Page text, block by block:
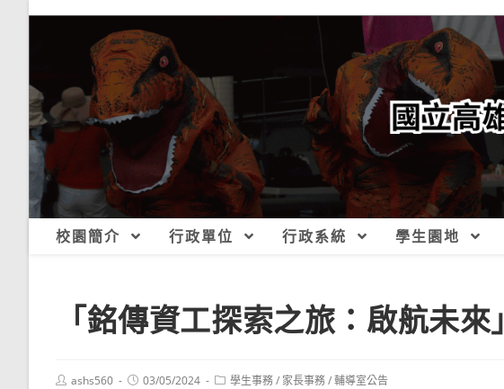
校園簡介 行政單位 行政系統 學生園地
「銘傳資工探索之旅：啟航未來」
Postashs560
Post03/05/2024
Post學生事務/ 家長事務/輔導室公告